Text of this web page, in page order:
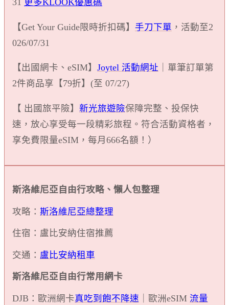
31 更多KLOOK優惠碼
【Get Your Guide限時折扣碼】 手刀下單 ，活動至2
026/07/31
【出國網卡、eSIM】 Joytel 活動網址 ｜單筆訂單第
2件商品享【79折】(至 07/27)
【 出國旅平險】 新光旅遊險保障完整、投保快
速，放心享受每一段精彩旅程。符合活動資格者，
享免費限量eSIM，每月666名額！）
斯洛維尼亞自由行攻略、懶人包整理
攻略： 斯洛維尼亞總整理
住宿：盧比安納住宿推薦
交通： 盧比安納租車
斯洛維尼亞自由行常用網卡
DJB：歐洲網卡真吃到飽不降速 ｜歐洲eSIM 流量